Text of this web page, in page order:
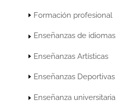
Formación profesional
Enseñanzas de idiomas
Enseñanzas Artísticas
Enseñanzas Deportivas
Enseñanza universitaria